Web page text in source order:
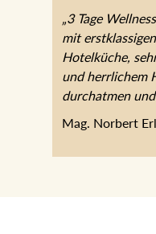
„3 Tage
mit
Hotelküche,
und herrlichem
durchatmen und
Mag. Norbert